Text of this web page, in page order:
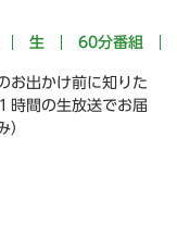
生 60分番組
お出かけ前に知りた
時間の生放送でお届
）